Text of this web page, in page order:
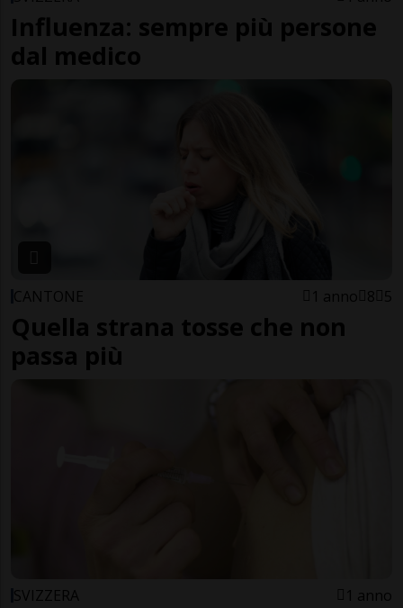
Influenza: sempre più persone
dal medico
CANTONE 1 anno 8 5
Quella strana tosse che non
passa più
SVIZZERA 1 anno